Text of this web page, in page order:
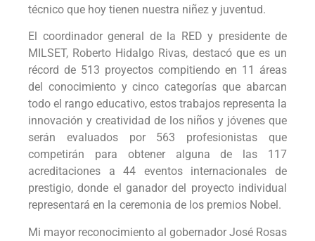
técnico que hoy tienen nuestra niñez y juventud.
El coordinador general de la RED y presidente de
MILSET, Roberto Hidalgo Rivas, destacó que es un
récord de 513 proyectos compitiendo en 11 áreas
del conocimiento y cinco categorías que abarcan
todo el rango educativo, estos trabajos representa la
innovación y creatividad de los niños y jóvenes que
serán evaluados por 563 profesionistas que
competirán para obtener alguna de las 117
acreditaciones a 44 eventos internacionales de
prestigio, donde el ganador del proyecto individual
representará en la ceremonia de los premios Nobel.
Mi mayor reconocimiento al gobernador José Rosas